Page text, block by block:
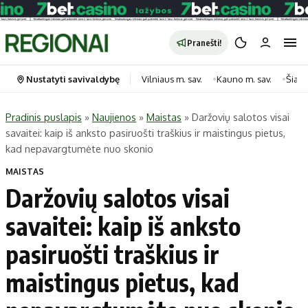
Pranešti!
Portalas
Naujausi
Regionai
Lietuva
Pasaulis
Politika
Kategorijos
Horoskopai
Laisvalaikis
Maistas
Sveikata
Technologijos
Nustatyti savivaldybę Vilniaus m. sav. Kauno m. sav.
Pradinis puslapis » Naujienos » Maistas » Daržovių salotos visai
savaitei: kaip iš anksto pasiruošti traškius ir maistingus pietus,
kad nepavargtumėte nuo skonio
MAISTAS
Daržovių salotos visai
savaitei: kaip iš anksto
pasiruošti traškius ir
maistingus pietus, kad